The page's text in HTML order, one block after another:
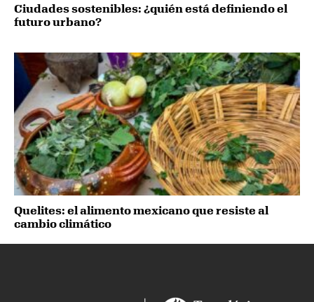
Ciudades sostenibles: ¿quién está definiendo el
futuro urbano?
Quelites: el alimento mexicano que resiste al
cambio climático